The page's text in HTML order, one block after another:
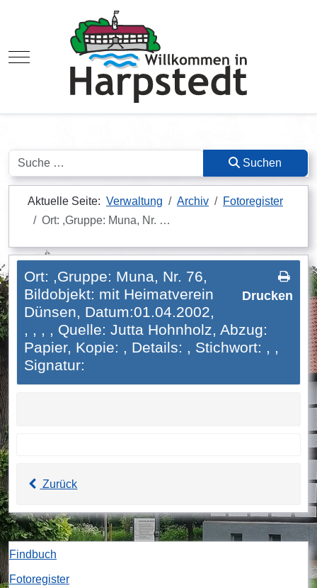
Mobile Menu Toggle
Suchen Suchen
Aktuelle Seite: Verwaltung Archiv
Fotoregister
Ort: ,Gruppe: Muna, Nr. …
Drucken
Ort: ,Gruppe: Muna, Nr. 76,
Bildobjekt: mit Heimatverein
Dünsen, Datum:01.04.2002,
, , , , Quelle: Jutta Hohnholz, Abzug:
Papier, Kopie: , Details: , Stichwort: , ,
Signatur:
Zurück
Findbuch
Fotoregister